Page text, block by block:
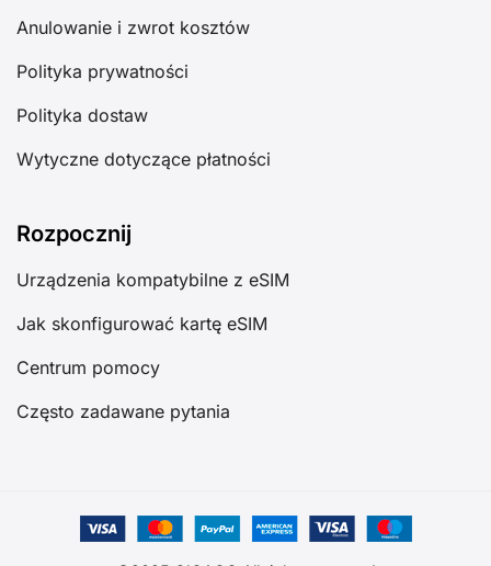
Anulowanie i zwrot kosztów
Polityka prywatności
Polityka dostaw
Wytyczne dotyczące płatności
Rozpocznij
Urządzenia kompatybilne z eSIM
Jak skonfigurować kartę eSIM
Centrum pomocy
Często zadawane pytania